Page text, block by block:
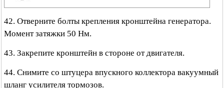
42. Отверните болты крепления кронштейна генератора.
Момент затяжки 50 Нм.
43. Закрепите кронштейн в стороне от двигателя.
44. Снимите со штуцера впускного коллектора вакуумный
шланг усилителя тормозов.